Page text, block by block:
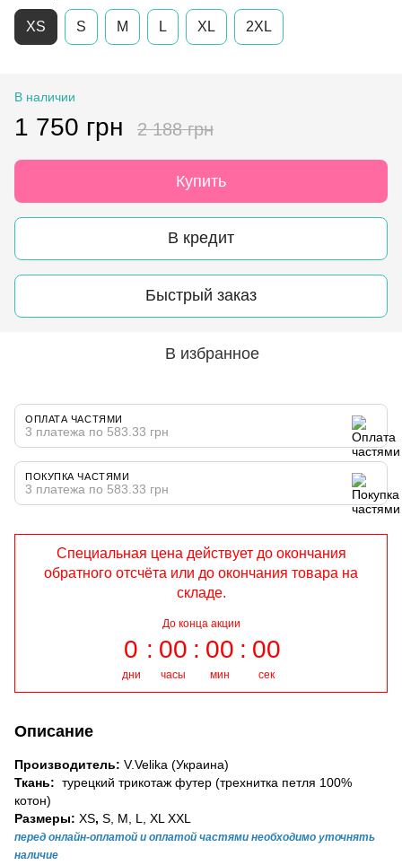
XS S M L XL 2XL
В наличии
1 750 грн 2 188 грн
Купить
В кредит
Быстрый заказ
В избранное
ОПЛАТА ЧАСТЯМИ
3 платежа по 583.33 грн
ПОКУПКА ЧАСТЯМИ
3 платежа по 583.33 грн
Специальная цена действует до окончания
обратного отсчёта или до окончания товара на
складе.
До конца акции
0
дни
00
часы
00
мин
00
сек
Описание
Производитель: V.Velika (Украина)
Ткань: турецкий трикотаж футер (трехнитка петля 100%
котон)
Размеры: XS, S, M, L, XL XXL
перед онлайн-оплатой и оплатой частями необходимо уточнять
наличие